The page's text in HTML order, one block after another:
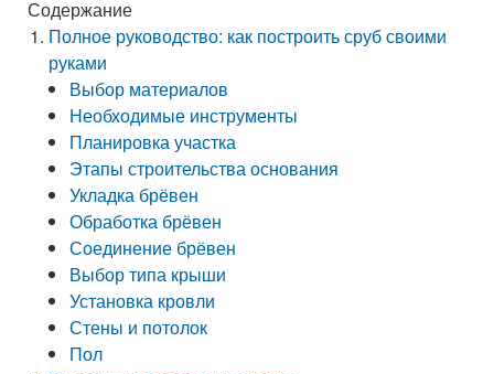
Содержание
Полное руководство: как построить сруб своими
руками
Выбор материалов
Необходимые инструменты
Планировка участка
Этапы строительства основания
Укладка брёвен
Обработка брёвен
Соединение брёвен
Выбор типа крыши
Установка кровли
Стены и потолок
Пол